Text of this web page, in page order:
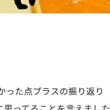
た点プラスの振り返り